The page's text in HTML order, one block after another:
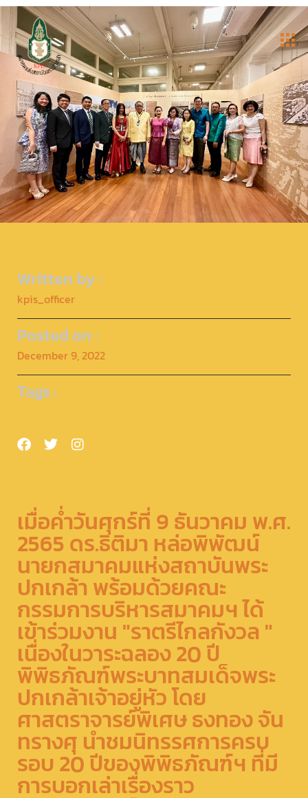
Written by :
kpis_officer
Posted on :
December 9, 2022
Tags :
เมื่อค่ำวันศุกร์ที่ 9 ธันวาคม พ.ศ.
2565 ดร.ธิติมา หล่อพิพัฒน์
นายกสมาคมแห่งสถาบันพระ
ปกเกล้า พร้อมด้วยคณะ
กรรมการบริหารสมาคมฯ ได้
เข้าร่วมงาน "ราตรีไกลกังวล "
เนื่องในวาระฉลอง 20 ปี
พิพิธภัณฑ์พระบาทสมเด็จพระ
ปกเกล้าเจ้าอยู่หัว โดย
ศาสตราจารย์พิเศษ ธงทอง จัน
ทรางศุ นำชมนิทรรศการครบ
รอบ 20 ปีของพิพิธภัณฑ์ฯ ที่มี
การบอกเล่าเรื่องราว